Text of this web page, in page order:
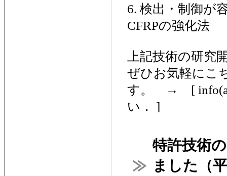
6. 検出・制御が
CFRPの強化法
上記技術の研究
ぜひお気軽にこ
す。 → [
い． ]
特許技術
ました（